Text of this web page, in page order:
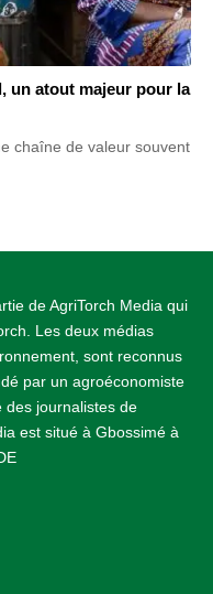
un atout majeur pour la
chaîne de valeur souvent
de AgriTorch Media qui
Les deux médias
sont reconnus
par un agroéconomiste
des journalistes de
est situé à Gbossimé à